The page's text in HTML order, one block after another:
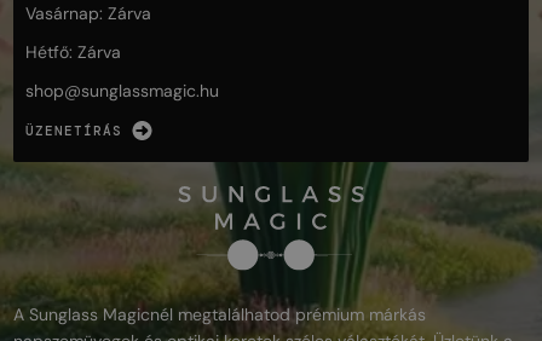
Vasárnap: Zárva
Hétfő: Zárva
shop@sunglassmagic.hu
ÜZENETÍRÁS
A Sunglass Magicnél megtalálhatod prémium márkás